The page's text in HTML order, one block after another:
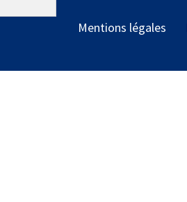
Mentions légales